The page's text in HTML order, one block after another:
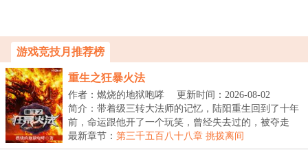
游戏竞技月推荐榜
重生之狂暴火法
作者：燃烧的地狱咆哮
更新时间：2026-08-02
22:46:40
简介：带着级三转大法师的记忆，陆阳重生回到了十年
前，命运跟他开了一个玩笑，曾经失去过的，被夺走
的，...
最新章节： 第三千五百八十八章 挑拨离间